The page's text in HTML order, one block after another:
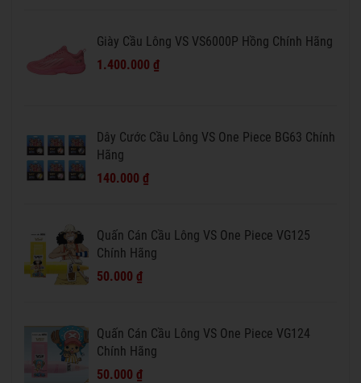
Giày Cầu Lông VS VS6000P Hồng Chính Hãng
1.400.000 ₫
Dây Cước Cầu Lông VS One Piece BG63 Chính
Hãng
140.000 ₫
Quấn Cán Cầu Lông VS One Piece VG125
Chính Hãng
50.000 ₫
Quấn Cán Cầu Lông VS One Piece VG124
Chính Hãng
50.000 ₫